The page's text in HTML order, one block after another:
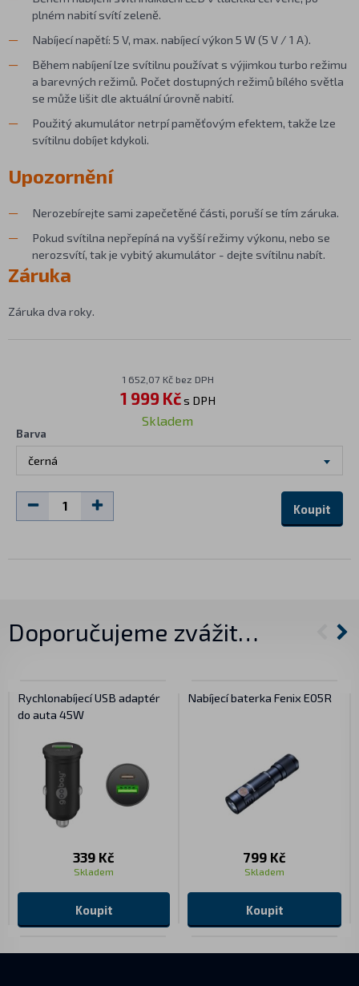
plném nabití svítí zeleně.
Nabíjecí napětí: 5 V, max. nabíjecí výkon 5 W (5 V / 1 A).
Během nabíjení lze svítilnu používat s výjimkou turbo režimu
a barevných režimů. Počet dostupných režimů bílého světla
se může lišit dle aktuální úrovně nabití.
Použitý akumulátor netrpí paměťovým efektem, takže lze
svítilnu dobíjet kdykoli.
Upozornění
Nerozebírejte sami zapečetěné části, poruší se tím záruka.
Pokud svítilna nepřepíná na vyšší režimy výkonu, nebo se
nerozsvítí, tak je vybitý akumulátor - dejte svítilnu nabít.
Záruka
Záruka dva roky.
1 652,07 Kč bez DPH
1 999 Kčs DPH
Skladem
Barva
černá
Koupit
Doporučujeme zvážit…
Rychlonabíjecí USB adaptér
do auta 45W
339 Kč
Skladem
Koupit
Nabíjecí baterka Fenix E05R
799 Kč
Skladem
Koupit